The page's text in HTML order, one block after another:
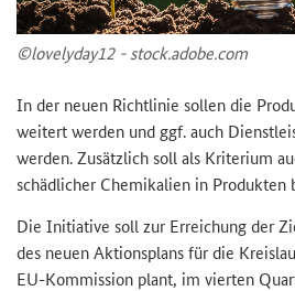
©lovelyday12 - stock.adobe.com
In der neuen Richt­li­nie sol­len die
wei­tert wer­den und ggf. auch
wer­den. Zu­sätz­lich soll als Kri­te­ri­um
schäd­li­cher Che­mi­ka­li­en in Pro­duk­ten
Die In­itia­ti­ve soll zur Er­rei­chung der
des neuen Ak­ti­ons­plans für die
EU-​Kommission plant, im vier­ten